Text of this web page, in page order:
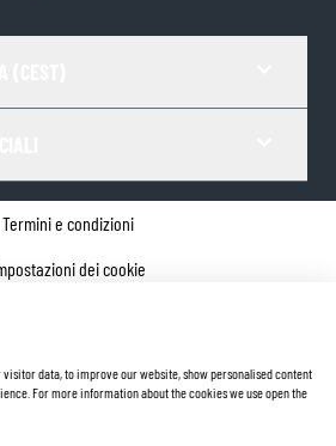
Termini e condizioni
dei cookie
- Tutti i diritti riservati.
visitor data, to improve our website, show personalised content
For more information about the cookies we use open the